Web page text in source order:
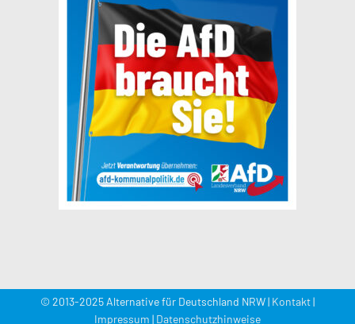
© 2013-2025 Alternative für Deutschland NRW | Kontakt|
Impressum | Datenschutzhinweise